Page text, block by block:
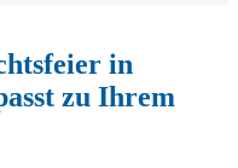
in
zu Ihrem